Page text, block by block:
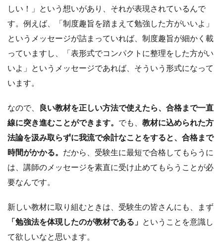
しい！」という想いがあり、それが表現されているんで
す。例えば、「制度趣旨を踏まえて勉強した方がいいよ」
というメッセージが詰まっていれば、制度趣旨が細かく載
っていますし、「表形式でコンパクトに整理をした方がい
いよ」というメッセージであれば、そういう形式になって
います。
なので、 良い教材を正しい方法で使えたら、合格まで一直
線に突き進むことができます。 でも、 教材に込められた方
法論を汲み取らずに我流で余計なことをすると、合格まで
時間がかかる。 だから、受験生に最短で合格してもらうに
は、講師のメッセージを素直に受け止めてもらうことが必
要なんです。
新しい教材に取り組むときは、受験生の皆さんにも、まず
「勉強法を体現したのが教材である」 ということを意識し
て欲しいなと思います。